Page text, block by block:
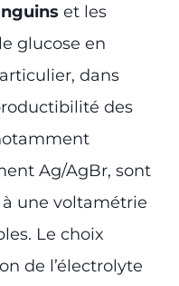
et les
le glucose en
dans
des
Ag/AgBr, sont
une voltamétrie
Le choix
de l’électrolyte